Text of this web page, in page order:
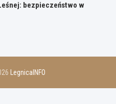
bezpieczeństwo w
LegnicaINFO